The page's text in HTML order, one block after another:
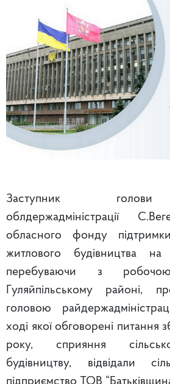
Заступник голови
облдержадміністрації
обласного фонду підтримки
житлового будівництва на
перебуваючи з
Гуляйпільському районі,
головою
ході якої обговорені
року, сприяння
будівництву, відвідали